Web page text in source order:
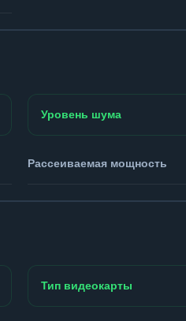
Уровень шума
Рассеиваемая мощность
Тип видеокарты